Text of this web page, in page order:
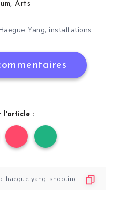
, Arts
Yang, installations
l'article :